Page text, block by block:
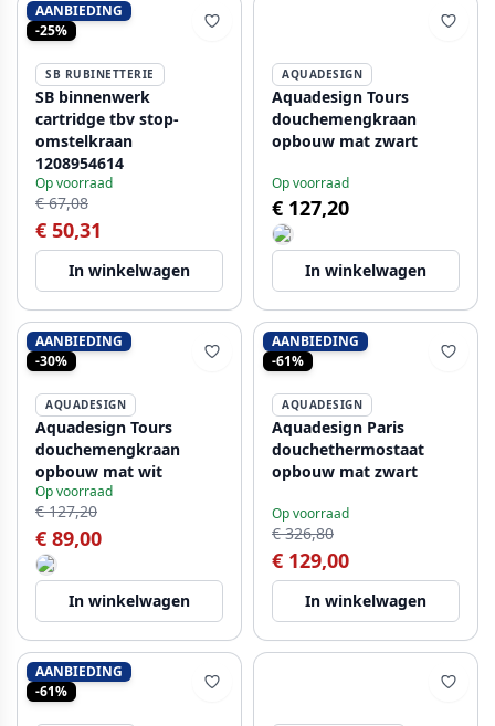
AANBIEDING
-25%
SB RUBINETTERIE
SB binnenwerk
cartridge tbv stop-
omstelkraan
1208954614
Op voorraad
€ 67,08
€ 50,31
In winkelwagen
AQUADESIGN
Aquadesign Tours
douchemengkraan
opbouw mat zwart
Op voorraad
€ 127,20
In winkelwagen
AANBIEDING
-30%
AQUADESIGN
Aquadesign Tours
douchemengkraan
opbouw mat wit
Op voorraad
€ 127,20
€ 89,00
In winkelwagen
AANBIEDING
-61%
AQUADESIGN
Aquadesign Paris
douchethermostaat
opbouw mat zwart
Op voorraad
€ 326,80
€ 129,00
In winkelwagen
AANBIEDING
-61%